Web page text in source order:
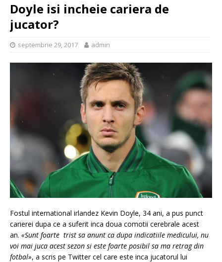
Doyle isi incheie cariera de
jucator?
septembrie 29, 2017 admin
Fostul international irlandez Kevin Doyle, 34 ani, a pus punct
carierei dupa ce a suferit inca doua comotii cerebrale acest
an. «Sunt foarte trist sa anunt ca dupa indicatiile medicului, nu
voi mai juca acest sezon si este foarte posibil sa ma retrag din
fotbal», a scris pe Twitter cel care este inca jucatorul lui